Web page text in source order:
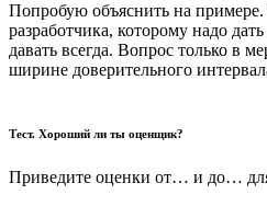
Попробую объяснить на примере.
разработчика, которому надо
давать всегда. Вопрос только в
ширине доверительного
Тест. Хороший ли ты оценщик?
Приведите оценки от… и до…